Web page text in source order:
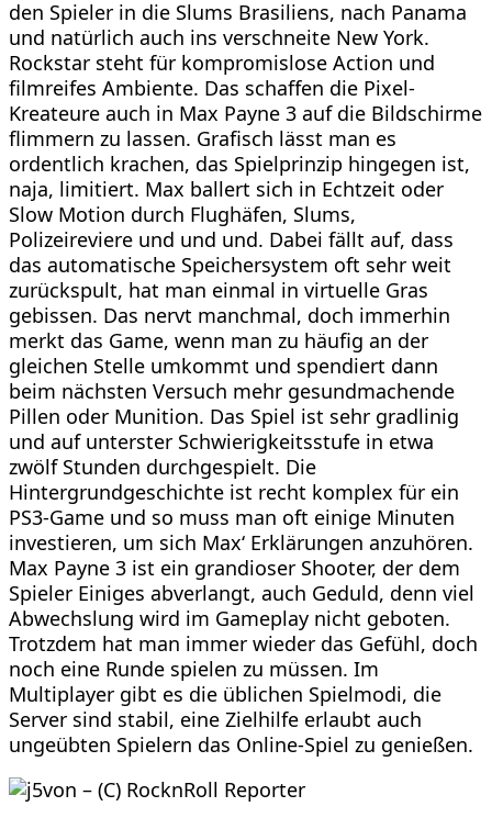
den Spieler in die Slums Brasiliens, nach Panama
und natürlich auch ins verschneite New York.
Rockstar steht für kompromislose Action und
filmreifes Ambiente. Das schaffen die Pixel-
Kreateure auch in Max Payne 3 auf die Bildschirme
flimmern zu lassen. Grafisch lässt man es
ordentlich krachen, das Spielprinzip hingegen ist,
naja, limitiert. Max ballert sich in Echtzeit oder
Slow Motion durch Flughäfen, Slums,
Polizeireviere und und und. Dabei fällt auf, dass
das automatische Speichersystem oft sehr weit
zurückspult, hat man einmal in virtuelle Gras
gebissen. Das nervt manchmal, doch immerhin
merkt das Game, wenn man zu häufig an der
gleichen Stelle umkommt und spendiert dann
beim nächsten Versuch mehr gesundmachende
Pillen oder Munition. Das Spiel ist sehr gradlinig
und auf unterster Schwierigkeitsstufe in etwa
zwölf Stunden durchgespielt. Die
Hintergrundgeschichte ist recht komplex für ein
PS3-Game und so muss man oft einige Minuten
investieren, um sich Max‘ Erklärungen anzuhören.
Max Payne 3 ist ein grandioser Shooter, der dem
Spieler Einiges abverlangt, auch Geduld, denn viel
Abwechslung wird im Gameplay nicht geboten.
Trotzdem hat man immer wieder das Gefühl, doch
noch eine Runde spielen zu müssen. Im
Multiplayer gibt es die üblichen Spielmodi, die
Server sind stabil, eine Zielhilfe erlaubt auch
ungeübten Spielern das Online-Spiel zu genießen.